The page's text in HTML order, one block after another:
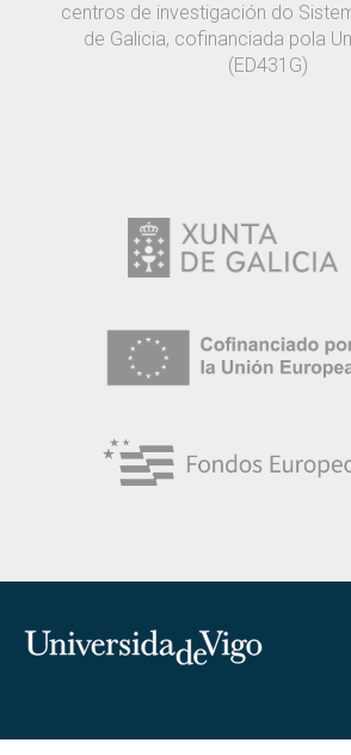
centros de investigación do
de Galicia, cofinanciada pola
(ED431G)
Universidade de Vigo